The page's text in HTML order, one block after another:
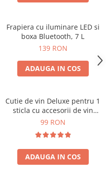
Frapiera cu iluminare LED si
boxa Bluetooth, 7 L
139 RON
ADAUGA IN COS
Cutie de vin Deluxe pentru 1
sticla cu accesorii de vin
incluse piele ecologica de
99 RON
ADAUGA IN COS